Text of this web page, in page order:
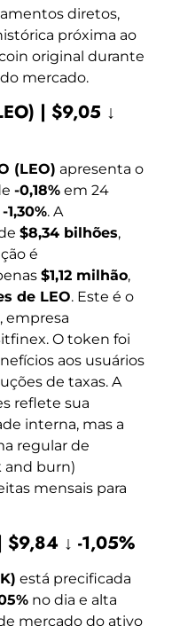
diretos,
próxima ao
original durante
mercado.
| $9,05 ↓
(LEO) apresenta o
-0,18% em 24
-1,30%. A
$8,34 bilhões,
é
$1,12 milhão,
de LEO. Este é o
empresa
O token foi
aos usuários
de taxas. A
reflete sua
interna, mas a
regular de
and burn)
mensais para
↓ -1,05%
está precificada
no dia e alta
mercado do ativo